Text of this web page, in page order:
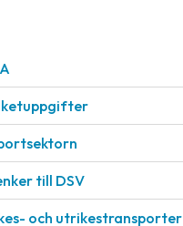
till DSV
och utrikestransporter